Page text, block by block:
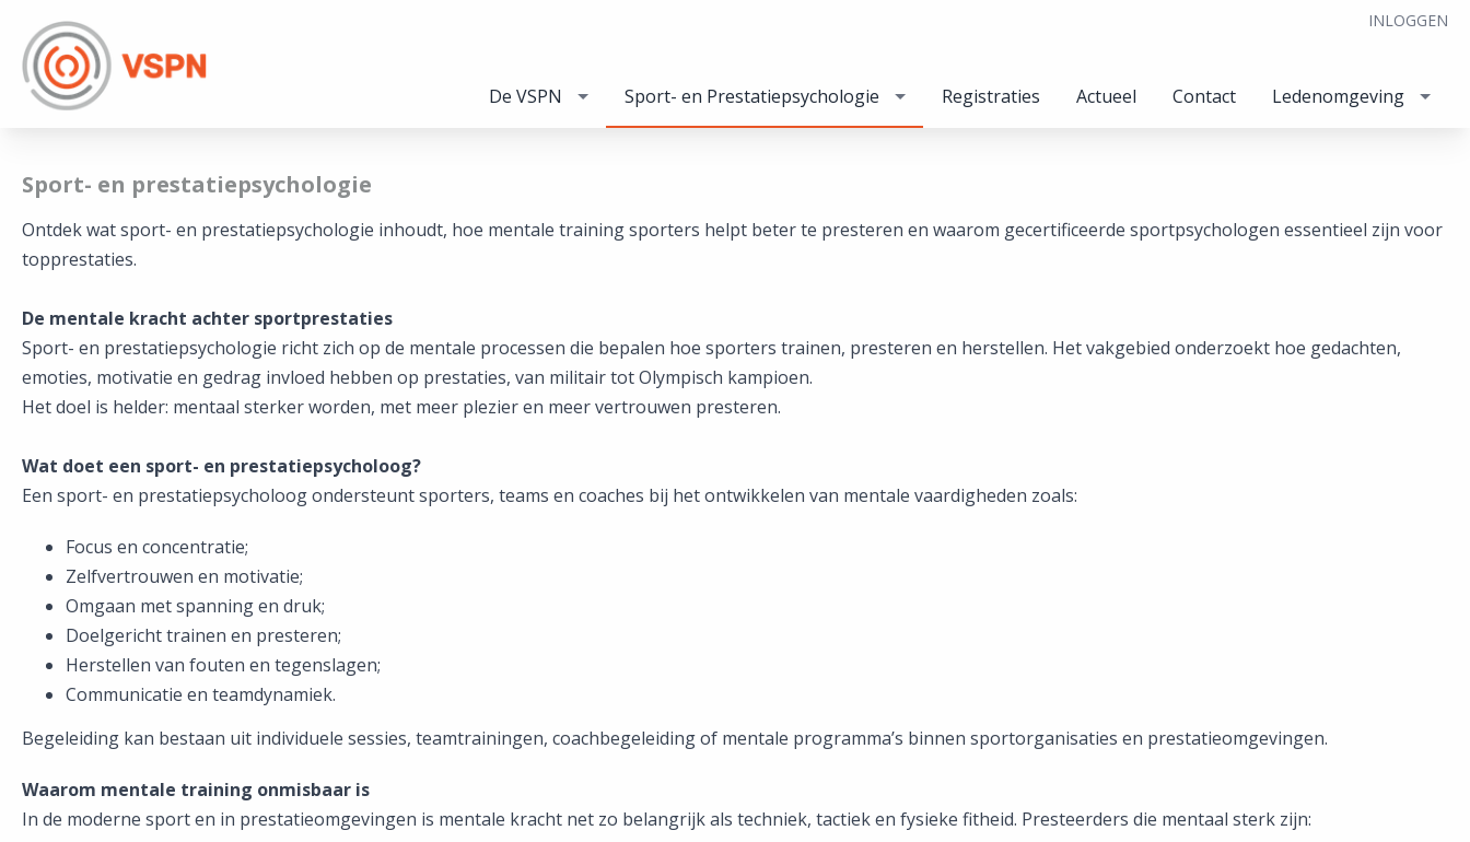
INLOGGEN
De VSPN Sport- en Prestatiepsychologie Registraties Actueel Contact Ledenomgeving
Sport- en prestatiepsychologie
Ontdek wat sport- en prestatiepsychologie inhoudt, hoe mentale training sporters helpt beter te presteren en waarom gecertificeerde sportpsychologen essentieel zijn voor
topprestaties.
De mentale kracht achter sportprestaties
Sport- en prestatiepsychologie richt zich op de mentale processen die bepalen hoe sporters trainen, presteren en herstellen. Het vakgebied onderzoekt hoe gedachten,
emoties, motivatie en gedrag invloed hebben op prestaties, van militair tot Olympisch kampioen.
Het doel is helder: mentaal sterker worden, met meer plezier en meer vertrouwen presteren.
Wat doet een sport- en prestatiepsycholoog?
Een sport- en prestatiepsycholoog ondersteunt sporters, teams en coaches bij het ontwikkelen van mentale vaardigheden zoals:
Focus en concentratie;
Zelfvertrouwen en motivatie;
Omgaan met spanning en druk;
Doelgericht trainen en presteren;
Herstellen van fouten en tegenslagen;
Communicatie en teamdynamiek.
Begeleiding kan bestaan uit individuele sessies, teamtrainingen, coachbegeleiding of mentale programma’s binnen sportorganisaties en prestatieomgevingen.
Waarom mentale training onmisbaar is
In de moderne sport en in prestatieomgevingen is mentale kracht net zo belangrijk als techniek, tactiek en fysieke fitheid. Presteerders die mentaal sterk zijn: